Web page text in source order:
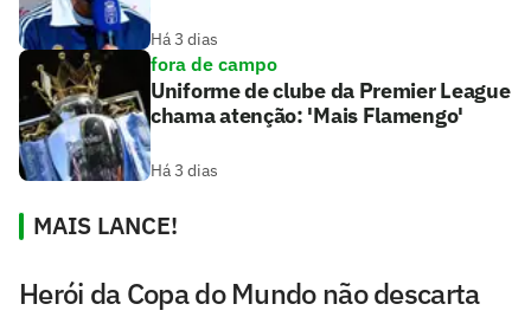
Há 3 dias
fora de campo
Uniforme de clube da Premier League
chama atenção: 'Mais Flamengo'
Há 3 dias
MAIS LANCE!
Herói da Copa do Mundo não descarta